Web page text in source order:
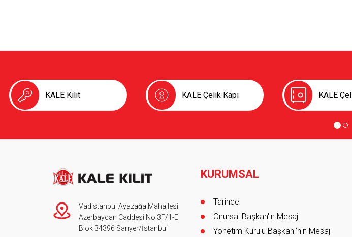
KALE Kilit KALE Çelik Kapı KALE
Vadistanbul Ayazağa Mahallesi
Azerbaycan Caddesi No 3F/1-E
Blok 34396 Sarıyer/İstanbul
Footer
KURUMSAL
Tarihçe
Onursal Başkan'ın Mesajı
Yönetim Kurulu Başkanı’nın Mesajı